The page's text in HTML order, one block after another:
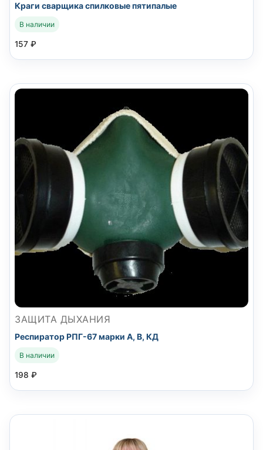
Краги сварщика спилковые пятипалые
В наличии
157 ₽
ЗАЩИТА ДЫХАНИЯ
Респиратор РПГ-67 марки А, В, КД
В наличии
198 ₽